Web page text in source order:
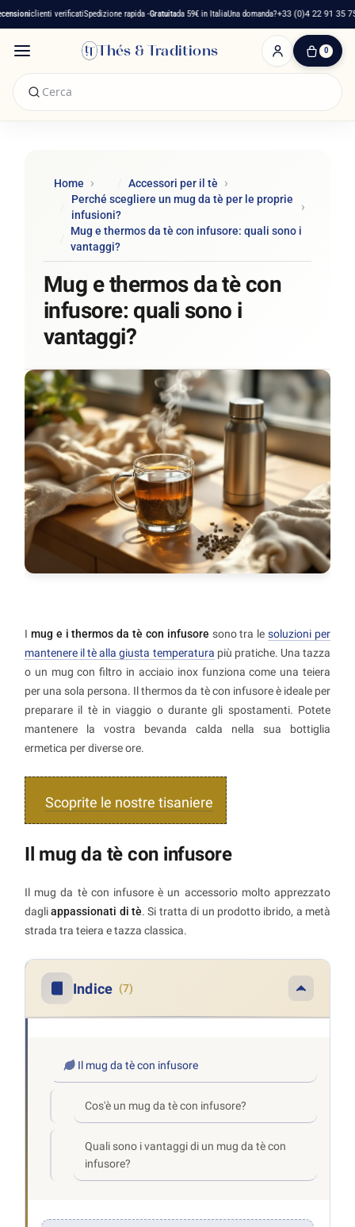
clienti verificatiSpedizione rapida -Gratuitada 59€ in ItaliaUna domanda?+33 (0)4 22 91 35 75
Thés & Traditions 0
0
Home
Accessori per il tè
Perché scegliere un mug da tè per le proprie
infusioni?
Mug e thermos da tè con infusore: quali sono i
vantaggi?
Mug e thermos da tè con
infusore: quali sono i
vantaggi?
I mug e i thermos da tè con infusore sono tra lesoluzioni per
mantenere il tè alla giusta temperatura più pratiche. Una tazza
o un mug con filtro in acciaio inox funziona come una teiera
per una sola persona. Il thermos da tè con infusore è ideale per
preparare il tè in viaggio o durante gli spostamenti. Potete
mantenere la vostra bevanda calda nella sua bottiglia
ermetica per diverse ore.
Scoprite le nostre tisaniere
Il mug da tè con infusore
Il mug da tè con infusore è un accessorio molto apprezzato
dagliappassionati di tè. Si tratta di un prodotto ibrido, a metà
strada tra teiera e tazza classica.
Indice (7)
Il mug da tè con infusore
Cos'è un mug da tè con infusore?
Quali sono i vantaggi di un mug da tè con
infusore?